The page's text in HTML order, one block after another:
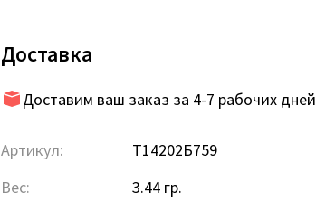
Доставка
Доставим ваш заказ за 4-7 рабочих дней
Артикул:
Т14202Б759
Вес:
3.44 гр.